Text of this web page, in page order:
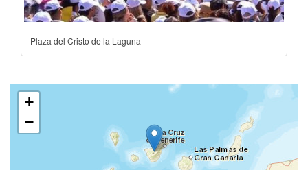
Plaza del Cristo de la Laguna
+
−